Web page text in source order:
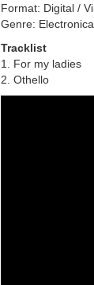
Format: Digital /
Genre:
Tracklist
1. For my ladies
2. Othello